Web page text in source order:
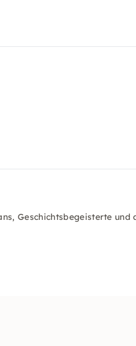
Geschichtsbegeisterte und